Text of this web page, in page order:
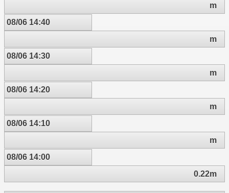
m
08/06 14:40
m
08/06 14:30
m
08/06 14:20
m
08/06 14:10
m
08/06 14:00
0.22m